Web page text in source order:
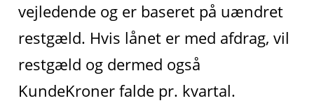
vejledende og er baseret på uændret
restgæld. Hvis lånet er med afdrag, vil
restgæld og dermed også
KundeKroner falde pr. kvartal.